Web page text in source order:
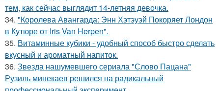
тем, как сейчас выглядит 14-летняя девочка.
34. "Королева Авангарда: Энн Хэтэуэй Покоряет Лондон
в Кутюре от Iris Van Herpen".
35. Витаминные кубики - удобный способ быстро сделать
вкусный и ароматный напиток.
36. Звезда нашумевшего сериала "Слово Пацана"
Рузиль минекаев решился на радикальный